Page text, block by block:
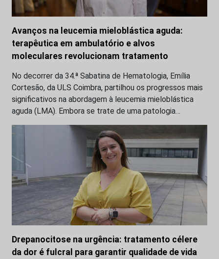
Avanços na leucemia mieloblástica aguda:
terapêutica em ambulatório e alvos
moleculares revolucionam tratamento
No decorrer da 34.ª Sabatina de Hematologia, Emília
Cortesão, da ULS Coimbra, partilhou os progressos mais
significativos na abordagem à leucemia mieloblástica
aguda (LMA). Embora se trate de uma patologia…
Drepanocitose na urgência: tratamento célere
da dor é fulcral para garantir qualidade de vida